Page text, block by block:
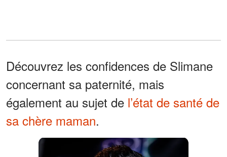
Découvrez les confidences de Slimane
concernant sa paternité, mais
également au sujet de l’état de santé de
sa chère maman.